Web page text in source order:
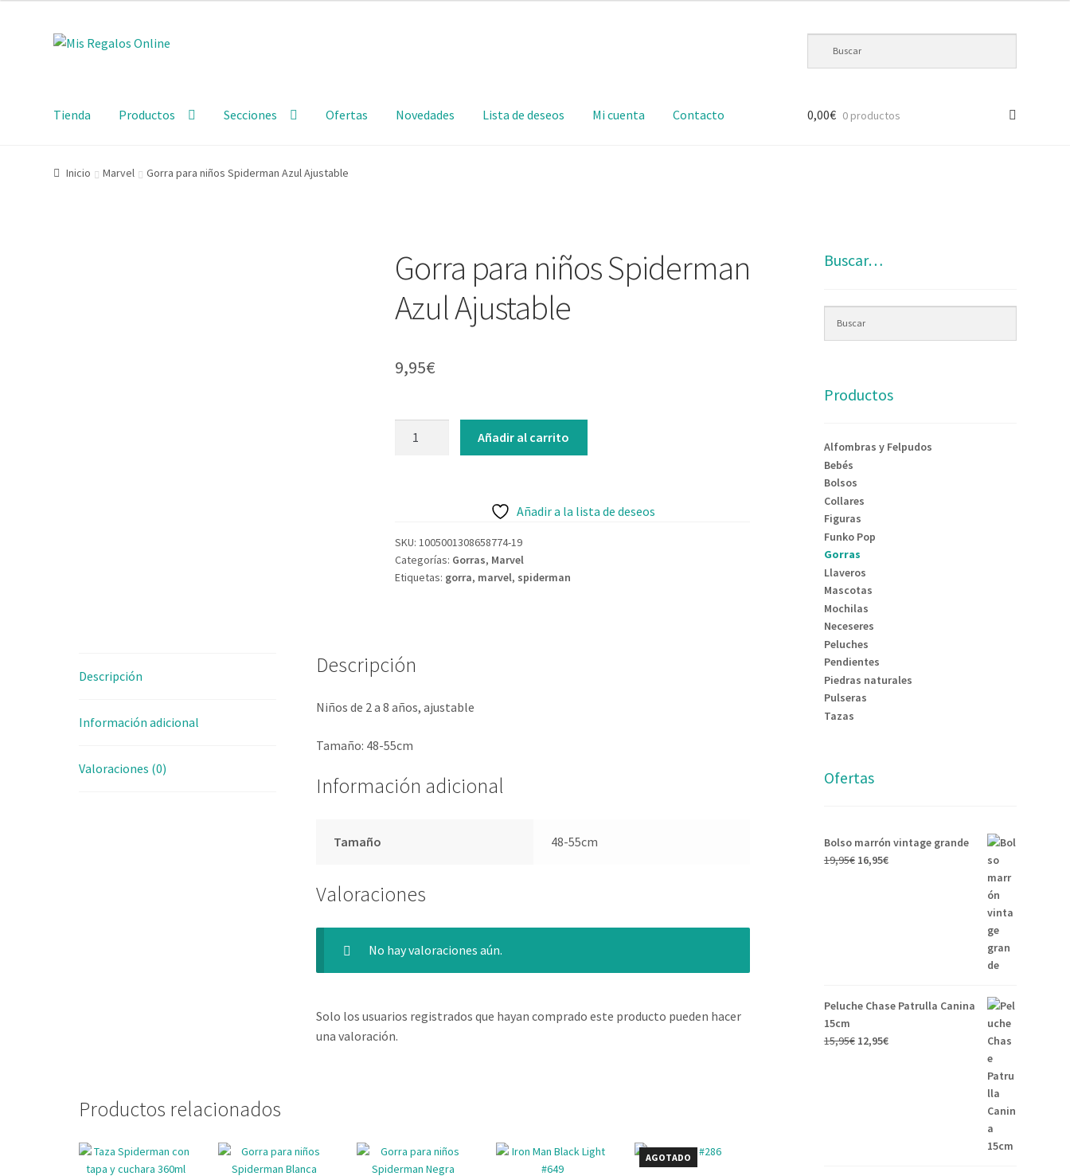
Tienda Productos Secciones Ofertas Novedades Lista de deseos Mi cuenta Contacto 0,00€ 0 productos
Inicio Marvel Gorra para niños Spiderman Azul Ajustable
Gorra para niños Spiderman
Azul Ajustable
9,95€
Añadir al carrito
Añadir a la lista de deseos
SKU: 1005001308658774-19
Categorías: Gorras, Marvel
Etiquetas: gorra, marvel, spiderman
Descripción
Información adicional
Valoraciones (0)
Descripción
Niños de 2 a 8 años, ajustable
Tamaño: 48-55cm
Información adicional
Tamaño 48-55cm
Valoraciones
No hay valoraciones aún.
Solo los usuarios registrados que hayan comprado este producto pueden hacer
una valoración.
Productos relacionados
AGOTADO
Buscar…
Productos
Alfombras y Felpudos
Bebés
Bolsos
Collares
Figuras
Funko Pop
Gorras
Llaveros
Mascotas
Mochilas
Neceseres
Peluches
Pendientes
Piedras naturales
Pulseras
Tazas
Ofertas
Bolso marrón vintage grande
19,95€ 16,95€
Peluche Chase Patrulla Canina
15cm
15,95€ 12,95€